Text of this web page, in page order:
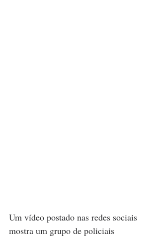
Um vídeo postado nas redes sociais
mostra um grupo de policiais